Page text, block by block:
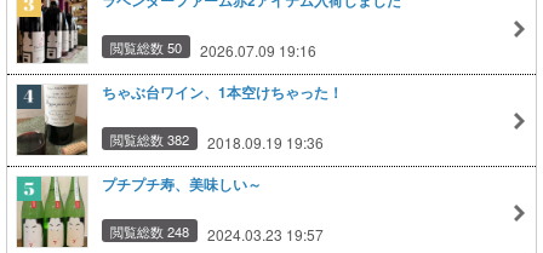
閲覧総数 50 2026.07.09 19:16
ちゃぶ台ワイン、1本空けちゃった！
閲覧総数 382 2018.09.19 19:36
プチプチ寿、美味しい～
閲覧総数 248 2024.03.23 19:57